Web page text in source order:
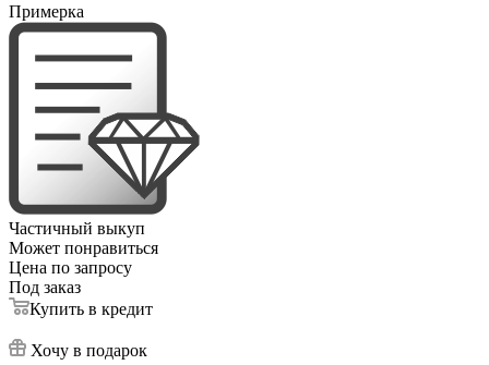
Примерка
Частичный выкуп
Может понравиться
Цена по запросу
Под заказ
Купить в кредит
Хочу в подарок